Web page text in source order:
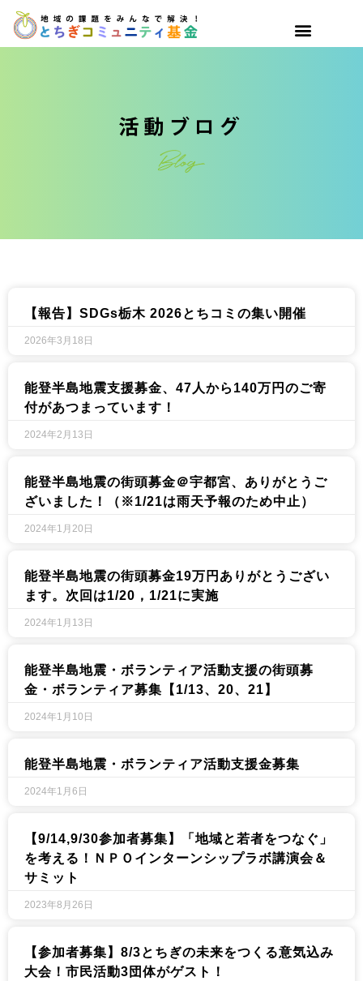
【報告】SDGs栃木 2026とちコミの集い開催​
2026年3月18日
能登半島地震支援募金、47人から140万円のご寄
付があつまっています！
2024年2月13日
能登半島地震の街頭募金＠宇都宮、ありがとうご
ざいました！（※1/21は雨天予報のため中止）
2024年1月20日
能登半島地震の街頭募金19万円ありがとうござい
ます。次回は1/20，1/21に実施
2024年1月13日
能登半島地震・ボランティア活動支援の街頭募
金・ボランティア募集【1/13、20、21】
2024年1月10日
能登半島地震・ボランティア活動支援金募集
2024年1月6日
【9/14,9/30参加者募集】「地域と若者をつなぐ」
を考える！ＮＰＯインターンシップラボ講演会＆
サミット
2023年8月26日
【参加者募集】8/3とちぎの未来をつくる意気込み
大会！市民活動3団体がゲスト！